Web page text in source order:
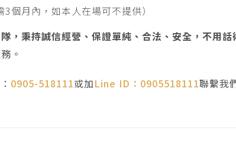
個月內，如本人在場可不提供）
，秉持誠信經營、保證單純、合法、安全，不用
。
0905-518111或加Line ID：0905518111聯繫我